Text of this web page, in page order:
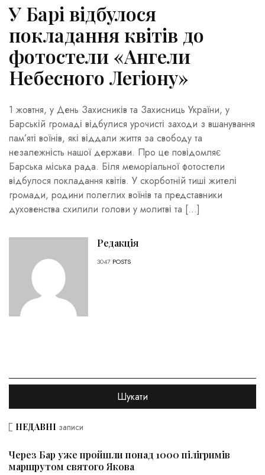
У Барі відбулося
покладання квітів до
фотостели «Ангели
Небесного Легіону»
1 жовтня, у День Захисників та Захисниць України, у
Барській громаді відбулися урочисті заходи з вшанування
пам’яті воїнів, які віддали життя за свободу та
незалежність нашої держави. Про це повідомляє
Барська міська рада. Біля меморіальної фотостели
відбулося покладання квітів. У скорботній тиші жителі
громади, родини полеглих воїнів та представники
духовенства схилили голови у молитві та […]
Редакція
3047 POSTS
НЕДАВНІ записи
Через Бар уже пройшли понад 1000 пілігримів
маршрутом святого Якова